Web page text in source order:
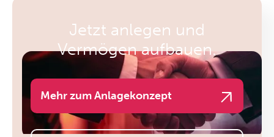
Jetzt anlegen und
Vermögen aufbauen.
Mehr zum Anlagekonzept